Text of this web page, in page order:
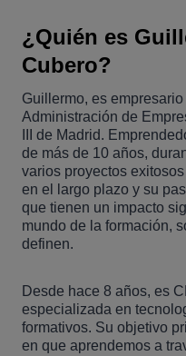
¿Quién es
Cubero?
Guillermo, es
Administración de
III de Madrid.
de más de 10 años,
varios proyectos
en el largo plazo y su
que tienen un impacto
mundo de la formación,
definen.
Desde hace 8 años, es
especializada en
formativos. Su objetivo
en que aprendemos a